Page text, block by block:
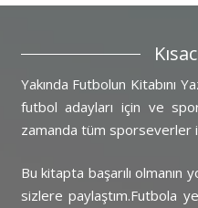
Yakında Futbolun Kitabını
futbol adayları için ve
zamanda tüm sporseverler
Bu kitapta başarılı
sizlere paylaştım.Futbola